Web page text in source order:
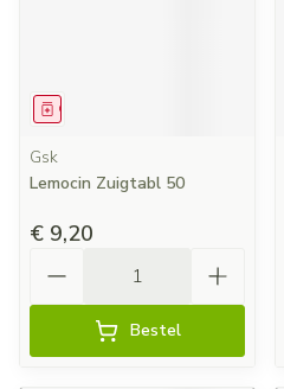
Geneesmiddel
Gsk
Lemocin Zuigtabl 50
€ 9,20
Bestel